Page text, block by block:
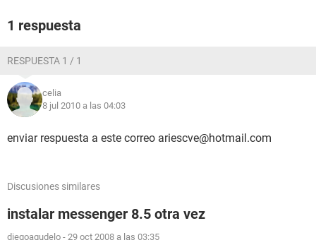
1 respuesta
RESPUESTA 1 / 1
celia
8 jul 2010 a las 04:03
enviar respuesta a este correo ariescve@hotmail.com
Discusiones similares
instalar messenger 8.5 otra vez
diegoagudelo - 29 oct 2008 a las 03:35